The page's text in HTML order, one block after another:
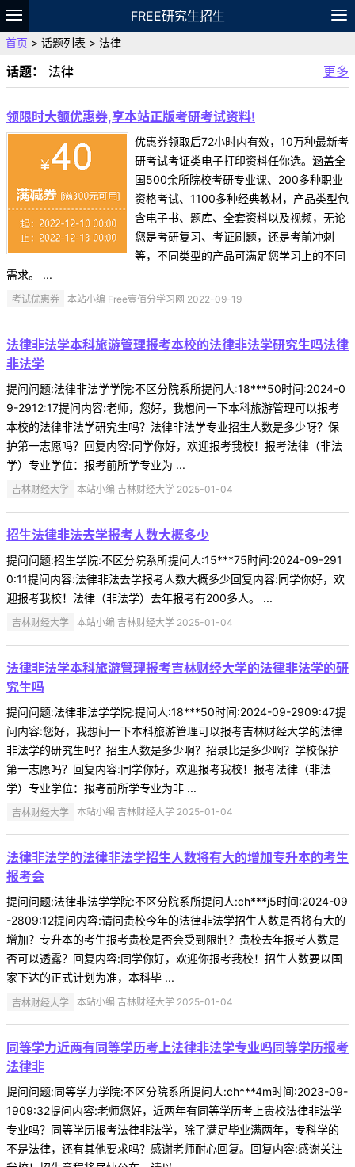
FREE研究生招生
题库
故事 专题
VIP
资料
首页 > 话题列表 > 法律
话题： 法律 更多
领限时大额优惠券,享本站正版考研考试资料!
优惠券领取后72小时内有效，10万种最新考
研考试考证类电子打印资料任你选。涵盖全
国500余所院校考研专业课、200多种职业
资格考试、1100多种经典教材，产品类型包
含电子书、题库、全套资料以及视频，无论
您是考研复习、考证刷题，还是考前冲刺
等，不同类型的产品可满足您学习上的不同
需求。 ...
考试优惠券 本站小编 Free壹佰分学习网 2022-09-19
法律非法学本科旅游管理报考本校的法律非法学研究生吗法律
非法学
提问问题:法律非法学学院:不区分院系所提问人:18***50时间:2024-0
9-2912:17提问内容:老师，您好，我想问一下本科旅游管理可以报考
本校的法律非法学研究生吗？法律非法学专业招生人数是多少呀？保
护第一志愿吗？回复内容:同学你好，欢迎报考我校！报考法律（非法
学）专业学位：报考前所学专业为 ...
吉林财经大学 本站小编 吉林财经大学 2025-01-04
招生法律非法去学报考人数大概多少
提问问题:招生学院:不区分院系所提问人:15***75时间:2024-09-291
0:11提问内容:法律非法去学报考人数大概多少回复内容:同学你好，欢
迎报考我校！法律（非法学）去年报考有200多人。 ...
吉林财经大学 本站小编 吉林财经大学 2025-01-04
法律非法学本科旅游管理报考吉林财经大学的法律非法学的研
究生吗
提问问题:法律非法学学院:提问人:18***50时间:2024-09-2909:47提
问内容:您好，我想问一下本科旅游管理可以报考吉林财经大学的法律
非法学的研究生吗？招生人数是多少啊？招录比是多少啊？学校保护
第一志愿吗？回复内容:同学你好，欢迎报考我校！报考法律（非法
学）专业学位：报考前所学专业为非 ...
吉林财经大学 本站小编 吉林财经大学 2025-01-04
法律非法学的法律非法学招生人数将有大的增加专升本的考生
报考会
提问问题:法律非法学学院:不区分院系所提问人:ch***j5时间:2024-09
-2809:12提问内容:请问贵校今年的法律非法学招生人数是否将有大的
增加？专升本的考生报考贵校是否会受到限制？贵校去年报考人数是
否可以透露？回复内容:同学你好，欢迎你报考我校！招生人数要以国
家下达的正式计划为准，本科毕 ...
吉林财经大学 本站小编 吉林财经大学 2025-01-04
同等学力近两有同等学历考上法律非法学专业吗同等学历报考
法律非
提问问题:同等学力学院:不区分院系所提问人:ch***4m时间:2023-09-
1909:32提问内容:老师您好，近两年有同等学历考上贵校法律非法学
专业吗？同等学历报考法律非法学，除了满足毕业满两年，专科学的
不是法律，还有其他要求吗？感谢老师耐心回复。回复内容:感谢关注